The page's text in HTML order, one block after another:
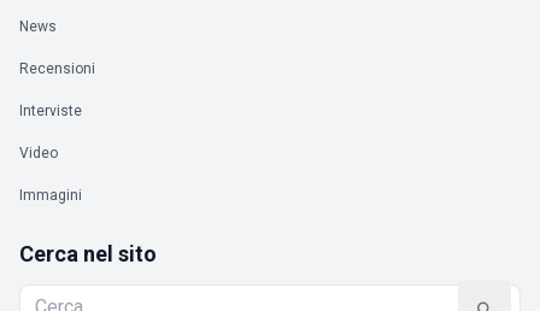
News
Recensioni
Interviste
Video
Immagini
Cerca nel sito